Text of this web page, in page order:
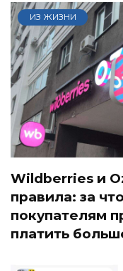
ИЗ ЖИЗНИ
Wildberries и
правила: за что
покупателям
платить